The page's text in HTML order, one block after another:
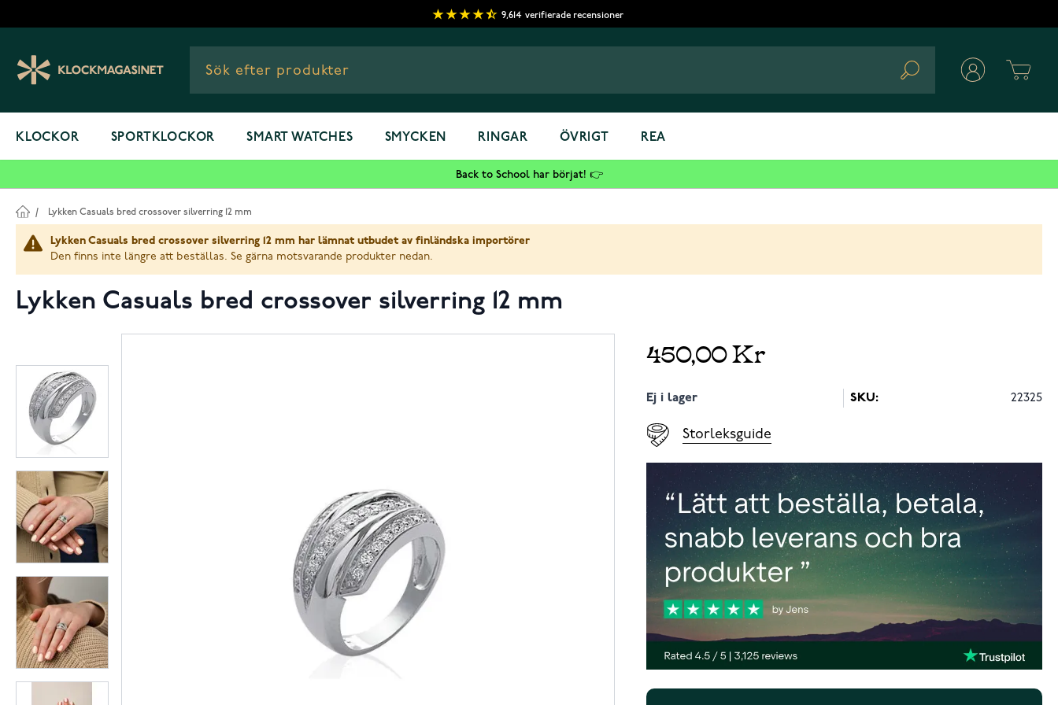
9,614 verifierade recensioner
Search
KLOCKOR SPORTKLOCKOR SMART WATCHES SMYCKEN RINGAR ÖVRIGT REA
Back to School har börjat! 👉
/ Lykken Casuals bred crossover silverring 12 mm
Lykken Casuals bred crossover silverring 12 mm har lämnat utbudet av finländska importörer
Den finns inte längre att beställas. Se gärna motsvarande produkter nedan.
Lykken Casuals bred crossover silverring 12 mm
450,00 Kr
Ej i lager SKU: 22325
Storleksguide